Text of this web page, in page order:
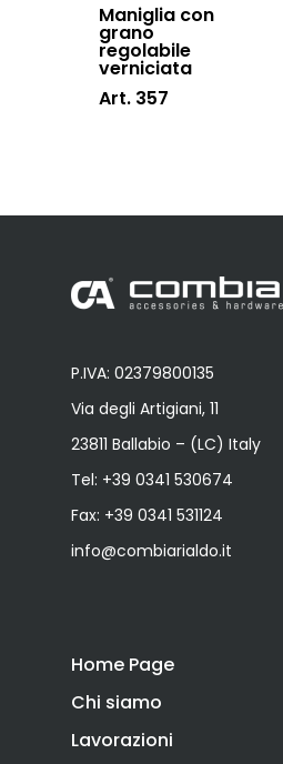
Maniglia con
grano
regolabile
verniciata
Art. 357
P.IVA: 02379800135
Via degli Artigiani, 11
23811 Ballabio – (LC) Italy
Tel: +39 0341 530674
Fax: +39 0341 531124
info@combiarialdo.it
Home Page
Chi siamo
Lavorazioni